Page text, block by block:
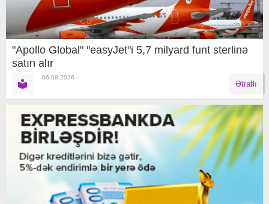
"Apollo Global" "easyJet"i 5,7 milyard funt sterlinə
satın alır
06.08.2026
Ətraflı